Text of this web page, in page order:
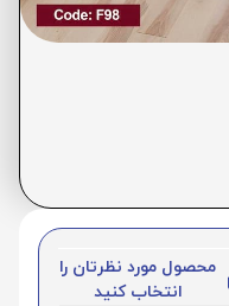
محصول مورد نظرتان را
انتخاب کنید